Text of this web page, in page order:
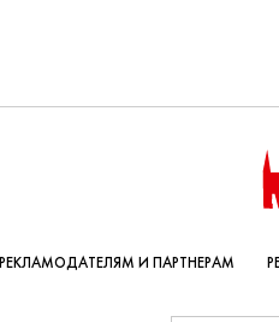
РЕКЛАМОДАТЕЛЯМ И ПАРТНЕРАМ